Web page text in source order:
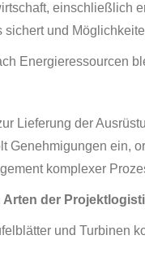
einschließlich
und
Energieressourcen
Lieferung der
ein,
komplexer
der
und Turbinen